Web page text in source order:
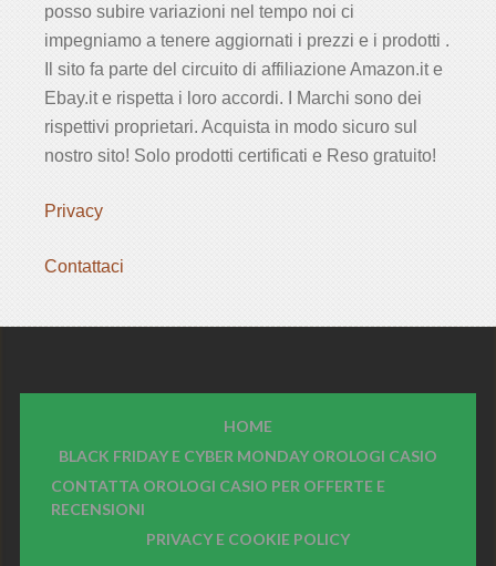
posso subire variazioni nel tempo noi ci
impegniamo a tenere aggiornati i prezzi e i prodotti .
Il sito fa parte del circuito di affiliazione Amazon.it e
Ebay.it e rispetta i loro accordi. I Marchi sono dei
rispettivi proprietari. Acquista in modo sicuro sul
nostro sito! Solo prodotti certificati e Reso gratuito!
Privacy
Contattaci
HOME
BLACK FRIDAY E CYBER MONDAY OROLOGI CASIO
CONTATTA OROLOGI CASIO PER OFFERTE E
RECENSIONI
PRIVACY E COOKIE POLICY